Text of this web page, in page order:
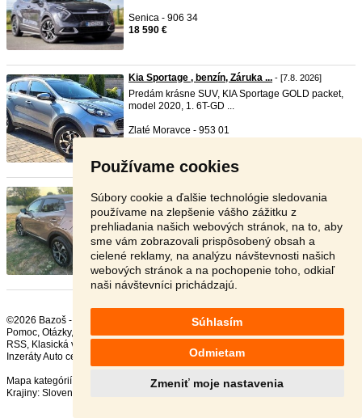
Používame cookies
Súbory cookie a ďalšie technológie sledovania
používame na zlepšenie vášho zážitku z
prehliadania našich webových stránok, na to, aby
sme vám zobrazovali prispôsobený obsah a
cielené reklamy, na analýzu návštevnosti našich
webových stránok a na pochopenie toho, odkiaľ
naši návštevníci prichádzajú.
Súhlasím
Odmietam
Zmeniť moje nastavenia
Senica - 906 34
18 590 €
Kia Sportage , benzín, Záruka ... - [7.8. 2026]
Predám krásne SUV, KIA Sportage GOLD packet,
model 2020, 1. 6T-GD ...
Zlaté Moravce - 953 01
Predám Kia Sportage Gold vo výbornom stave. 1.6
T-GDi benzín ...
Galanta - 924 01
22 490 €
©2026 Bazoš -
Pomoc, Otázky, Hodnotenie
RSS,
Inzeráty Auto celkom:
, za 24 hodín:11276
Mapa kategórií
Najvyhľadávanejšie výrazy
Krajiny: Slovensko Rakúsko